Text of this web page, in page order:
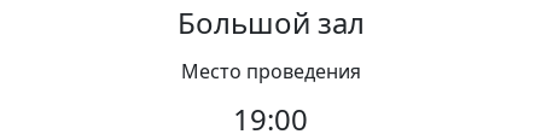
Большой зал
Место проведения
19:00